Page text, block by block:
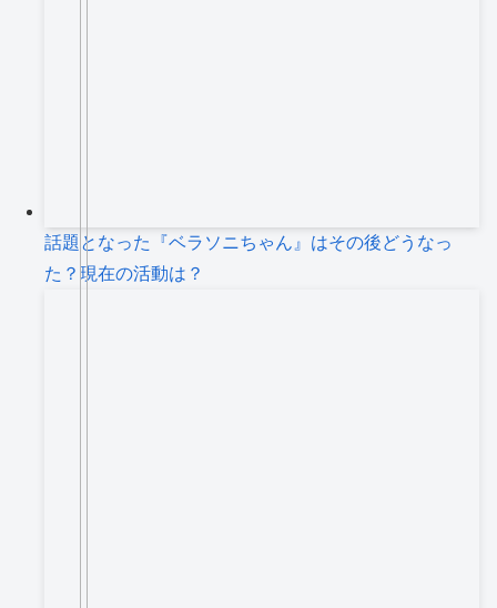
話題となった『ベラソニちゃん』はその後どうなっ
た？現在の活動は？